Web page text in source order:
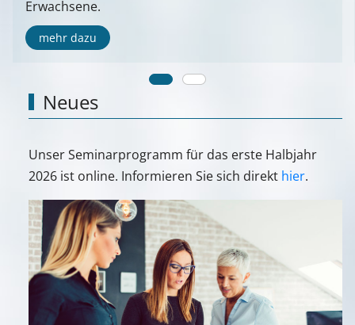
Erwachsene.
mehr dazu
Neues
Unser Seminarprogramm für das erste Halbjahr
2026 ist online. Informieren Sie sich direkt hier.